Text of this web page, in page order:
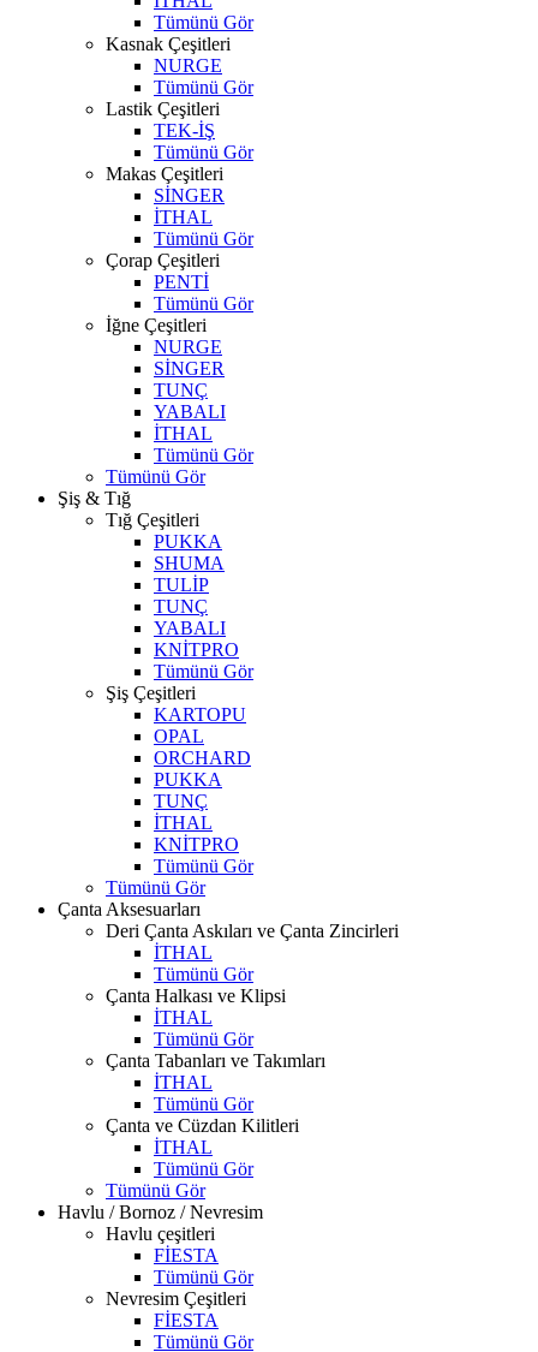
Tümünü Gör
Kasnak Çeşitleri
NURGE
Tümünü Gör
Lastik Çeşitleri
TEK-İŞ
Tümünü Gör
Makas Çeşitleri
SİNGER
İTHAL
Tümünü Gör
Çorap Çeşitleri
PENTİ
Tümünü Gör
İğne Çeşitleri
NURGE
SİNGER
TUNÇ
YABALI
İTHAL
Tümünü Gör
Tümünü Gör
Şiş & Tığ
Tığ Çeşitleri
PUKKA
SHUMA
TULİP
TUNÇ
YABALI
KNİTPRO
Tümünü Gör
Şiş Çeşitleri
KARTOPU
OPAL
ORCHARD
PUKKA
TUNÇ
İTHAL
KNİTPRO
Tümünü Gör
Tümünü Gör
Çanta Aksesuarları
Deri Çanta Askıları ve Çanta Zincirleri
İTHAL
Tümünü Gör
Çanta Halkası ve Klipsi
İTHAL
Tümünü Gör
Çanta Tabanları ve Takımları
İTHAL
Tümünü Gör
Çanta ve Cüzdan Kilitleri
İTHAL
Tümünü Gör
Tümünü Gör
Havlu / Bornoz / Nevresim
Havlu çeşitleri
FİESTA
Tümünü Gör
Nevresim Çeşitleri
FİESTA
Tümünü Gör